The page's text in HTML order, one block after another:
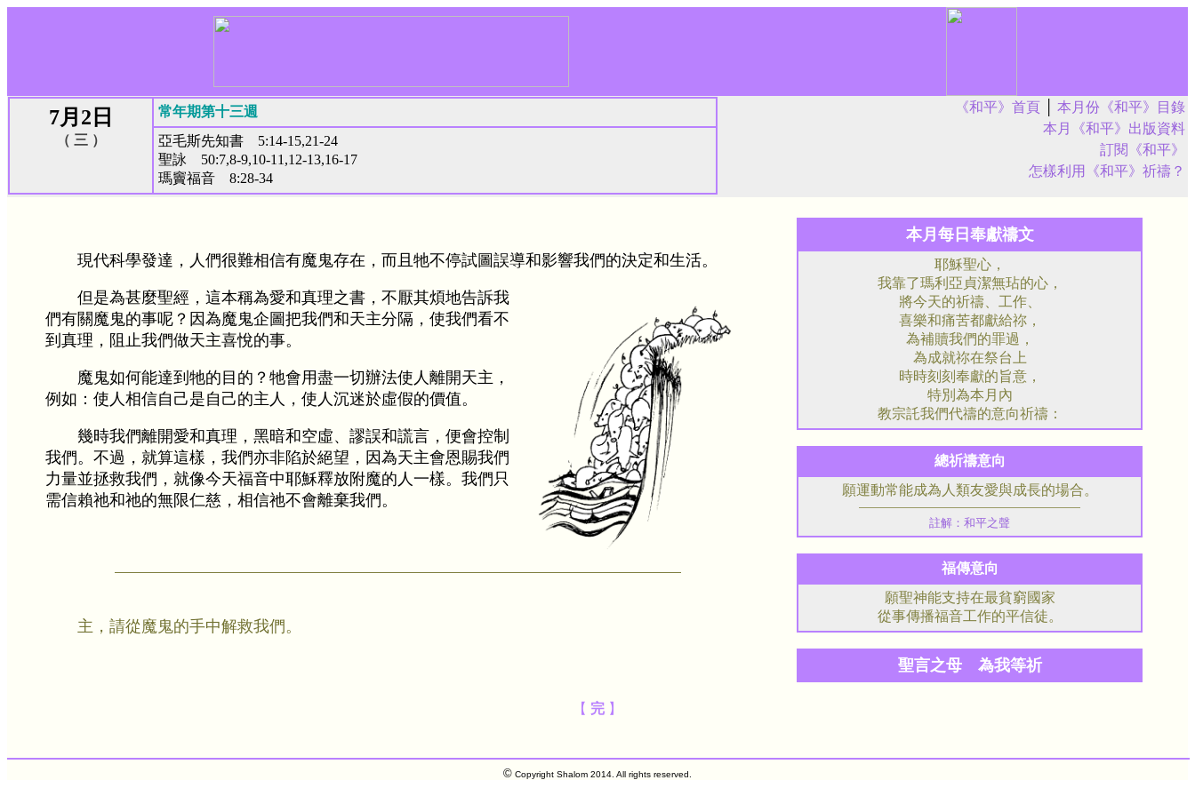
7月2日
（ 三 ）
常年期第十三週
亞毛斯先知書 5:14-15,21-24
聖詠 50:7,8-9,10-11,12-13,16-17
瑪竇福音 8:28-34
《和平》首頁
本月份《和平》目錄
本月《和平》出版資料
訂閱《和平》
怎樣利用《和平》祈禱？
現代科學發達，人們很難相信有魔鬼存在，而且牠不停試圖誤導和影響我們的決定和生活。
但是為甚麼聖經，這本稱為愛和真理之書，不厭其煩地告訴我
們有關魔鬼的事呢？因為魔鬼企圖把我們和天主分隔，使我們看不
到真理，阻止我們做天主喜悅的事。
魔鬼如何能達到牠的目的？牠會用盡一切辦法使人離開天主，
例如：使人相信自己是自己的主人，使人沉迷於虛假的價值。
幾時我們離開愛和真理，黑暗和空虛、謬誤和謊言，便會控制
我們。不過，就算這樣，我們亦非陷於絕望，因為天主會恩賜我們
力量並拯救我們，就像今天福音中耶穌釋放附魔的人一樣。我們只
需信賴祂和祂的無限仁慈，相信祂不會離棄我們。
主，請從魔鬼的手中解救我們。
本月每日奉獻禱文
耶穌聖心，
我靠了瑪利亞貞潔無玷的心，
將今天的祈禱、工作、
喜樂和痛苦都獻給祢，
為補贖我們的罪過，
為成就祢在祭台上
時時刻刻奉獻的旨意，
特別為本月內
教宗託我們代禱的意向祈禱：
總祈禱意向
願運動常能成為人類友愛與成長的場合。
註解：和平之聲
福傳意向
願聖神能支持在最貧窮國家
從事傳播福音工作的平信徒。
聖言之母 為我等祈
【 完 】
© Copyright Shalom 2014. All rights reserved.